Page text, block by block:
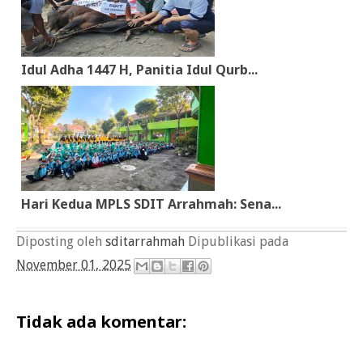
Idul Adha 1447 H, Panitia Idul Qurb...
Hari Kedua MPLS SDIT Arrahmah: Sena...
Diposting oleh sditarrahmah Dipublikasi pada
November 01, 2025
Tidak ada komentar: